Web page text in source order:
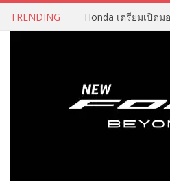
TRENDING Honda เตรียมเปิด